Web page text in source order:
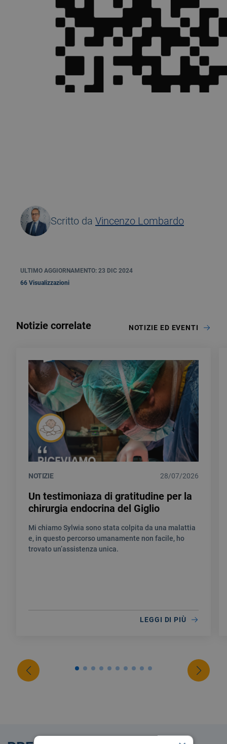
Scritto da Vincenzo Lombardo
ULTIMO AGGIORNAMENTO: 23 DIC 2024
66 Visualizzazioni
Notizie correlate NOTIZIE ED EVENTI
NOTIZIE 28/07/2026
Un testimoniaza di gratitudine per la
chirurgia endocrina del Giglio
Mi chiamo Sylwia sono stata colpita da una malattia
e, in questo percorso umanamente non facile, ho
trovato un’assistenza unica.
LEGGI DI PIÙ